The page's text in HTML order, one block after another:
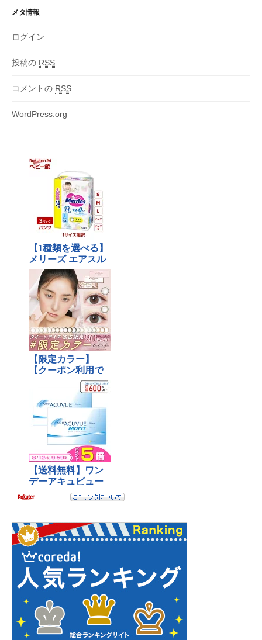
メタ情報
ログイン
投稿の RSS
コメントの RSS
WordPress.org